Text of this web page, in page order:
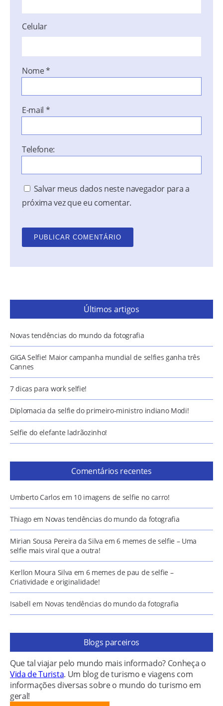
Celular
Nome*
E-mail *
Telefone:
Salvar meus dados neste navegador para a
próxima vez que eu comentar.
Últimos artigos
Novas tendências do mundo da fotografia
GIGA Selfie! Maior campanha mundial de selfies ganha três
Cannes
7 dicas para work selfie!
Diplomacia da selfie do primeiro-ministro indiano Modi!
Selfie do elefante ladrãozinho!
Comentários recentes
Umberto Carlos em 10 imagens de selfie no carro!
Thiago em Novas tendências do mundo da fotografia
Mirian Sousa Pereira da Silva em6 memes de selfie – Uma
selfie mais viral que a outra!
Kerllon Moura Silva em 6 memes de pau de selfie –
Criatividade e originalidade!
Isabell em Novas tendências do mundo da fotografia
Blogs parceiros
Que tal viajar pelo mundo mais informado? Conheça o
Vida de Turista. Um blog de turismo e viagens com
informações diversas sobre o mundo do turismo em
geral!